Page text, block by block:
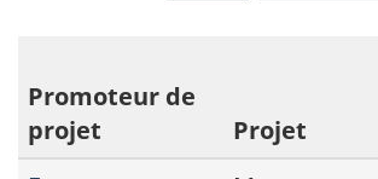
Promoteur de
projet
Projet